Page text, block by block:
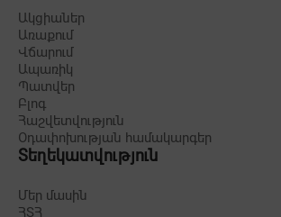
Ակցիաներ
Առաքում
Վճարում
Ապառիկ
Պատվեր
Բլոգ
Հաշվետվություն
Օդափոխության համակարգեր
Տեղեկատվություն
Մեր մասին
ՀՏՀ